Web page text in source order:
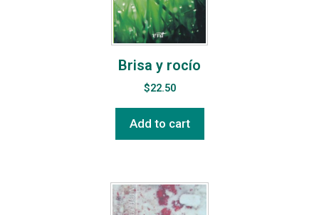
Brisa y rocío
$22.50
Add to cart